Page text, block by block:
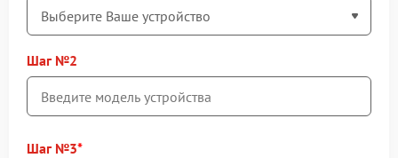
Шаг №2
Шаг №3